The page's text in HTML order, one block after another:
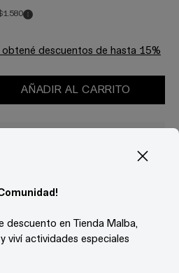
descuentos de hasta 15%
AÑADIR AL CARRITO
"El Búlgaro",
descuento en Tienda Malba,
viví actividades especiales